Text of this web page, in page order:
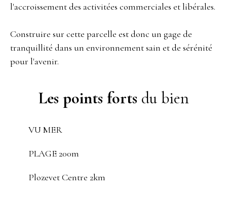
l'accroissement des activitées commerciales et libérales.
Construire sur cette parcelle est donc un gage de
tranquillité dans un environnement sain et de sérénité
pour l'avenir.
Les points forts du bien
VU MER
PLAGE 200m
Plozevet Centre 2km